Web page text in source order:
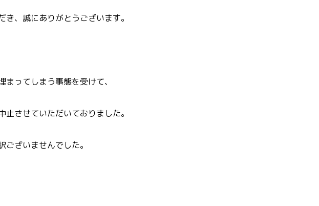
、誠にありがとうございます。
ってしまう事態を受けて、
させていただいておりました。
ざいませんでした。